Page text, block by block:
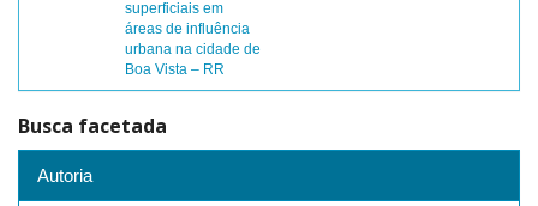
superficiais em
áreas de influência
urbana na cidade de
Boa Vista – RR
Busca facetada
Autoria